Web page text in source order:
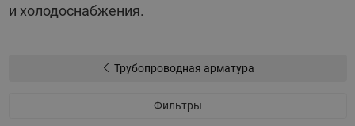
и холодоснабжения.
Трубопроводная арматура
Фильтры